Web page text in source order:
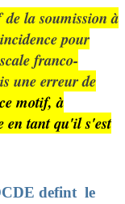
la soumission à
pour
franco-
une erreur de
motif, à
en tant qu'il s'est
defint le